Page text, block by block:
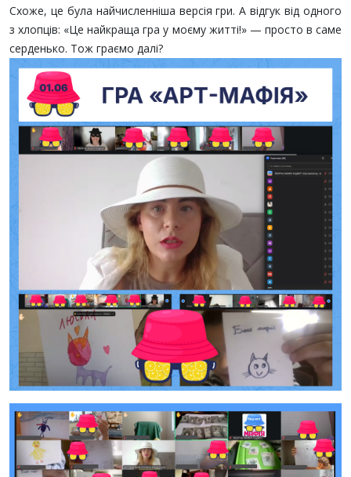
Схоже, це була найчисленніша версія гри. А відгук від одного
з хлопців: «Це найкраща гра у моєму житті!» — просто в саме
серденько. Тож граємо далі?